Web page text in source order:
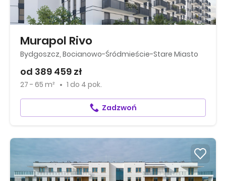
Murapol Rivo
Bydgoszcz, Bocianowo-Śródmieście-Stare Miasto
od 389 459 zł
27 - 65 m² 1 do 4 pok.
Zadzwoń